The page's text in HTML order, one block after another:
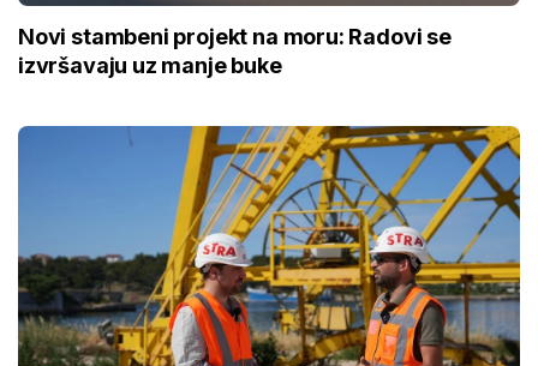
Novi stambeni projekt na moru: Radovi se
izvršavaju uz manje buke